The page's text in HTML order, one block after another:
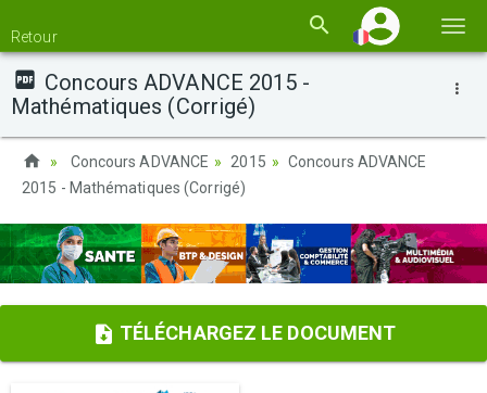
la
Retour
Concours ADVANCE 2015 -
Mathématiques (Corrigé)
Concours ADVANCE 2015
Concours ADVANCE
2015 - Mathématiques (Corrigé)
TÉLÉCHARGEZ LE DOCUMENT